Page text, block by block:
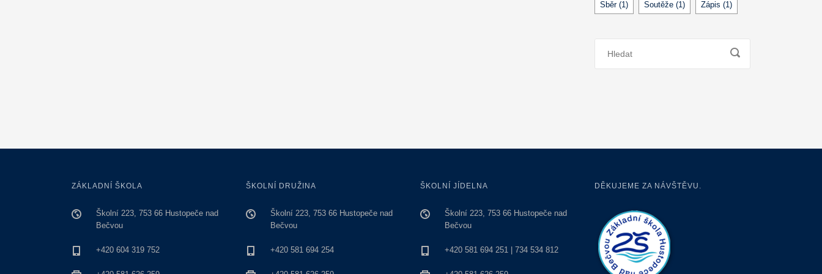
Sběr(1) Soutěže (1) Zápis (1)
ZÁKLADNÍ ŠKOLA
Školní 223, 753 66 Hustopeče nad
Bečvou
+420 604 319 752
ŠKOLNÍ DRUŽINA
Školní 223, 753 66 Hustopeče nad
Bečvou
+420 581 694 254
ŠKOLNÍ JÍDELNA
Školní 223, 753 66 Hustopeče nad
Bečvou
+420 581 694 251 | 734 534 812
DĚKUJEME ZA NÁVŠTĚVU.